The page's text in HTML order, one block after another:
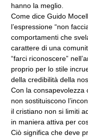
hanno la meglio.
Come dice Guido
l’espressione “non
comportamenti che
carattere di una
“farci riconoscere”
proprio per lo stile
della credibilità della
Con la consapevolezza
non sostituiscono
il cristiano non si limiti
in maniera attiva per
Ciò significa che deve